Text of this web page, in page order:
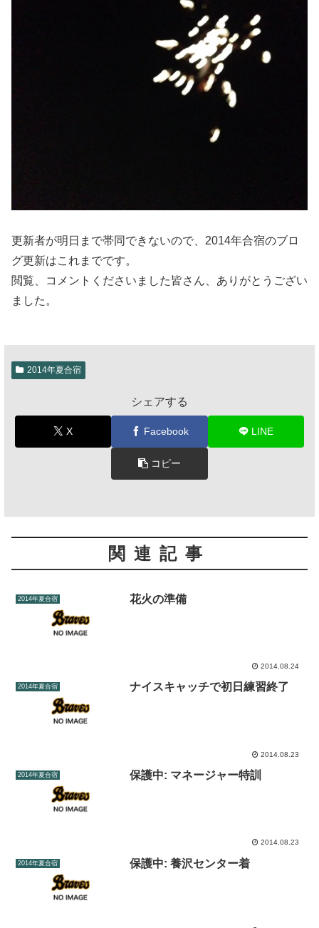
更新者が明日まで帯同できないので、2014年合宿のブロ
グ更新はこれまでです。
閲覧、コメントくださいました皆さん、ありがとうござい
ました。
2014年夏合宿
シェアする
X Facebook LINE
コピー
関連記事
2014年夏合宿 花火の準備
2014.08.24
2014年夏合宿 ナイスキャッチで初日練習終了
2014.08.23
2014年夏合宿 保護中: マネージャー特訓
2014.08.23
2014年夏合宿 保護中: 養沢センター着